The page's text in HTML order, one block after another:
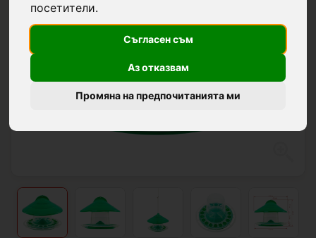
посетители.
Съгласен съм
Аз отказвам
Промяна на предпочитанията ми